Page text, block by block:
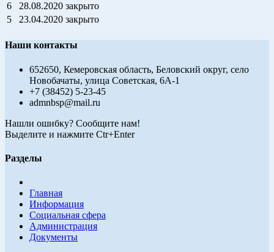
6
28.08.2020 закрыто
5
23.04.2020 закрыто
Наши контакты
652650, Кемеровская область, Беловский округ, село
Новобачаты, улица Советская, 6А-1
+7 (38452) 5-23-45
admnbsp@mail.ru
Нашли ошибку? Сообщите нам!
Выделите и нажмите Ctr+Enter
Разделы
Главная
Информация
Социальная сфера
Администрация
Документы